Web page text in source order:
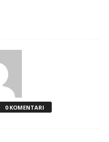
0 KOMENTARI